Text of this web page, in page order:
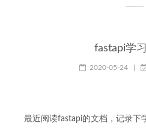
fastapi学
2020-05-24
最近阅读fastapi的文档，记录下